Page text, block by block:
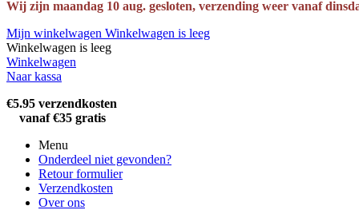
Wij zijn maandag 10 aug. gesloten, verzending weer vanaf
Mijn winkelwagen Winkelwagen is leeg
Winkelwagen is leeg
Winkelwagen
Naar kassa
€5.95 verzendkosten
vanaf €35 gratis
Menu
Onderdeel niet gevonden?
Retour formulier
Verzendkosten
Over ons